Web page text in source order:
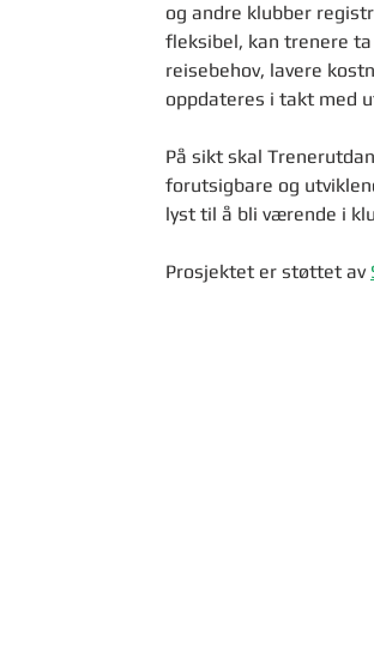
og andre klubber
fleksibel, kan trenere
reisebehov, lavere
oppdateres i takt med
På sikt skal
forutsigbare og
lyst til å bli værende i
Prosjektet er støttet av